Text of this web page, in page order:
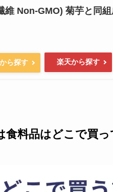
維 Non-GMO) 菊芋と同
ら探す 楽天から探す
食料品はどこで買っ